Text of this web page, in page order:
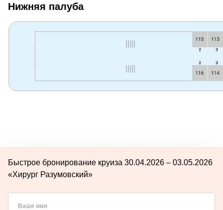
Нижняя палуба
Быстрое бронирование круиза 30.04.2026 – 03.05.2026
«Хирург Разумовский»
Ваше имя